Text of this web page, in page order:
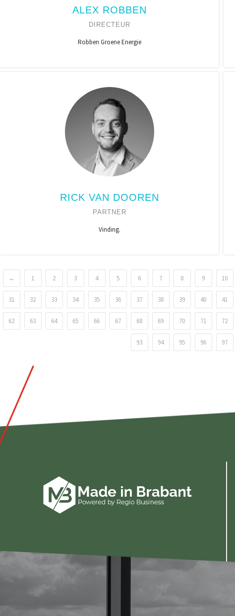
ALEX ROBBEN
DIRECTEUR
Robben Groene Energie
RICK VAN DOOREN
PARTNER
Vinding.
← 1 2 3 4 5 6 7 8 9 10
31 32 33 34 35 36 37 38 39 40 41
62 63 64 65 66 67 68 69 70 71 72
93 94 95 96 97